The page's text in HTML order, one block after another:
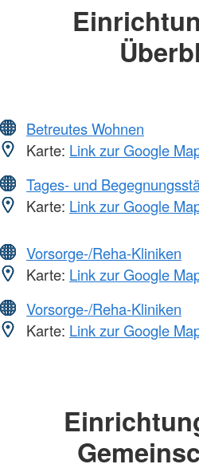
Betreutes Wohnen
Karte: Link zur Google
Tages- und
Karte: Link zur Google
Vorsorge-/Reha-Kliniken
Karte: Link zur Google
Vorsorge-/Reha-Kliniken
Karte: Link zur Google